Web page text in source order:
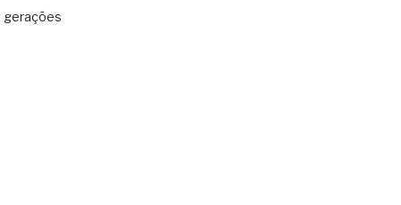
gerações